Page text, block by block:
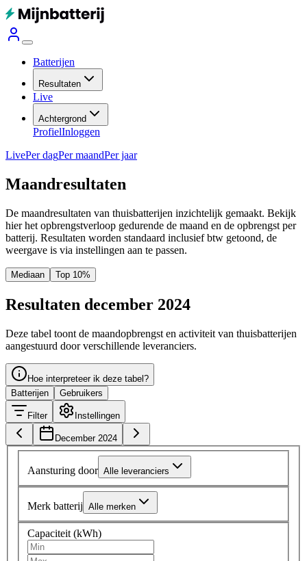
Batterijen
Resultaten
Live
Achtergrond
ProfielInloggen
LivePer dagPer maandPer jaar
Maandresultaten
De maandresultaten van thuisbatterijen inzichtelijk gemaakt. Bekijk
hier het opbrengstverloop gedurende de maand en de opbrengst per
batterij. Resultaten worden standaard inclusief btw getoond, de
weergave is via instellingen aan te passen.
Mediaan Top 10%
Resultaten december 2024
Deze tabel toont de maandopbrengst en activiteit van thuisbatterijen
aangestuurd door verschillende leveranciers.
Hoe interpreteer ik deze tabel?
Batterijen
Gebruikers
Filter Instellingen
December 2024
Aansturing door Alle leveranciers
Merk batterij Alle merken
Capaciteit (kWh)